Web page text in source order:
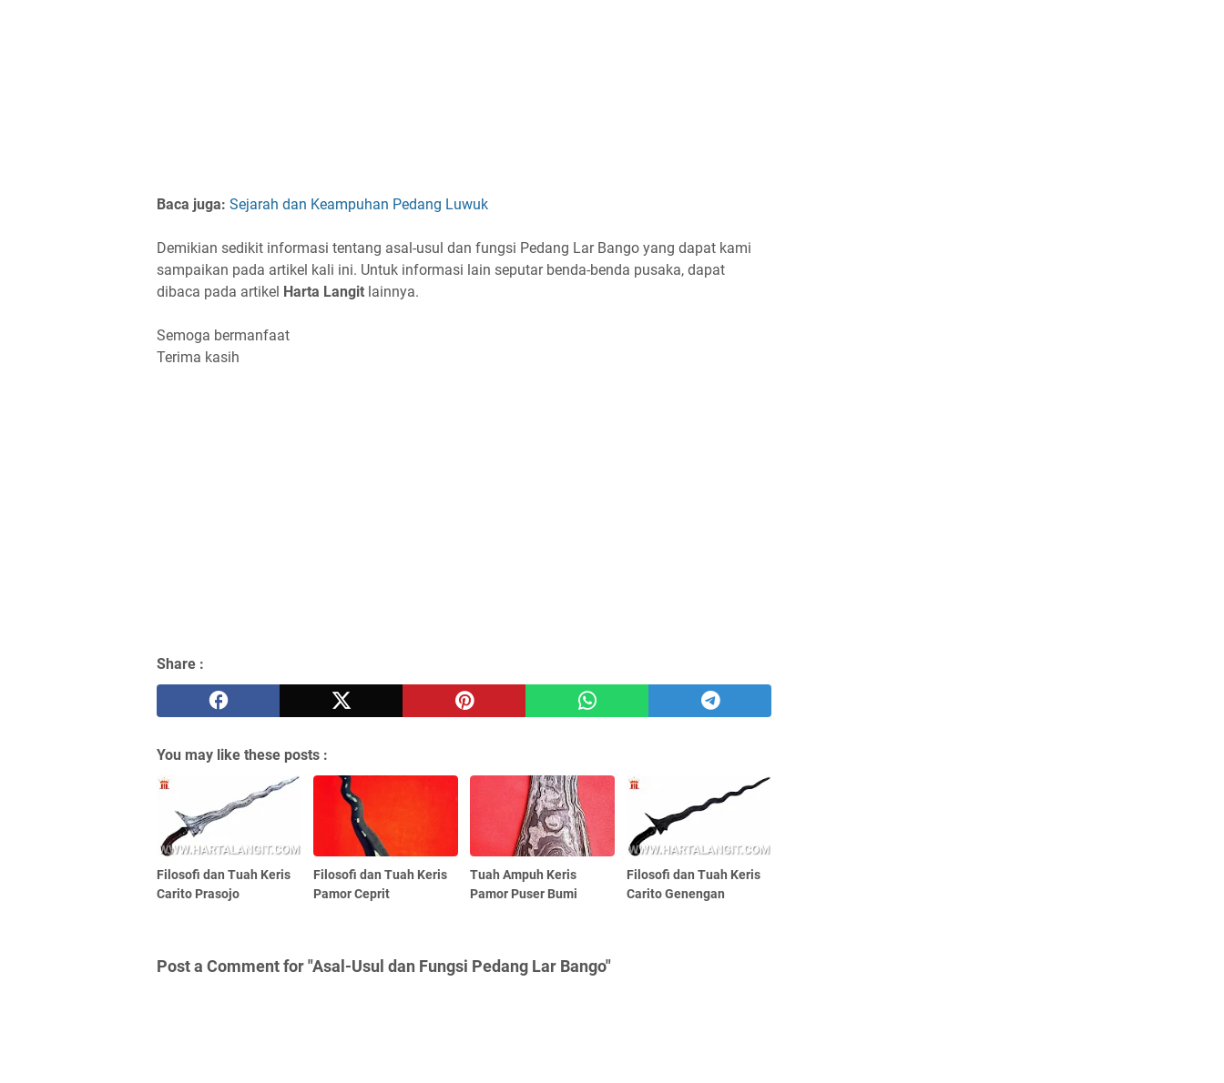
Baca juga: Sejarah dan Keampuhan Pedang Luwuk
Demikian sedikit informasi tentang asal-usul dan fungsi Pedang Lar Bango yang dapat kami
sampaikan pada artikel kali ini. Untuk informasi lain seputar benda-benda pusaka, dapat
dibaca pada artikel Harta Langit lainnya.
Semoga bermanfaat
Terima kasih
Share :
You may like these posts :
Filosofi dan Tuah Keris
Carito Prasojo
Filosofi dan Tuah Keris
Pamor Ceprit
Tuah Ampuh Keris
Pamor Puser Bumi
Filosofi dan Tuah Keris
Carito Genengan
Post a Comment for "Asal-Usul dan Fungsi Pedang Lar Bango"